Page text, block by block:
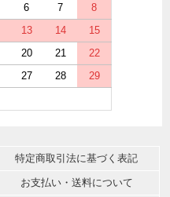
6 7
8
13 14
15
20 21
22
27 28
29
特定商取引法に基づく表記
お支払い・送料について